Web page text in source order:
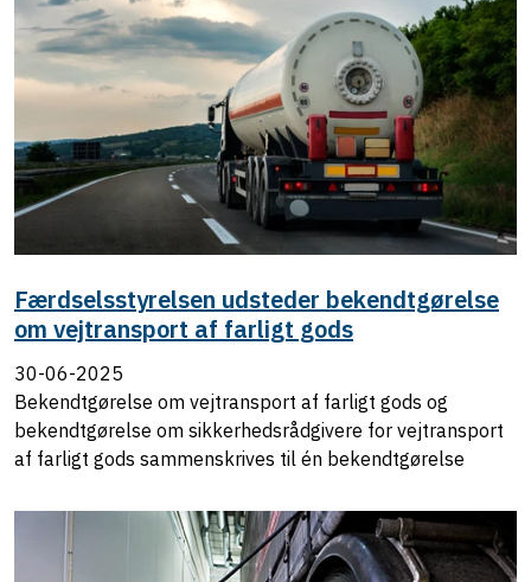
Færdselsstyrelsen udsteder bekendtgørelse
om vejtransport af farligt gods
30-06-2025
Bekendtgørelse om vejtransport af farligt gods og
bekendtgørelse om sikkerhedsrådgivere for vejtransport
af farligt gods sammenskrives til én bekendtgørelse